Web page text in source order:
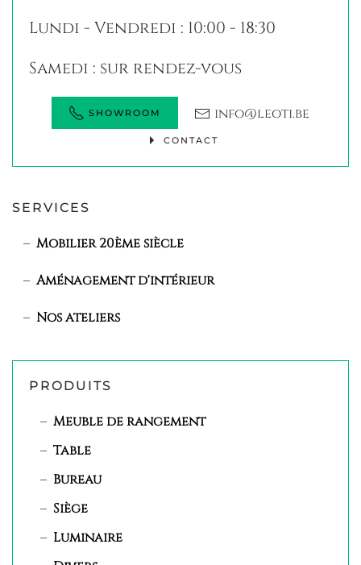
Lundi - Vendredi : 10:00 - 18:30
Samedi : sur rendez-vous
SHOWROOM info@leoti.be
CONTACT
SERVICES
Mobilier 20ème siècle
Aménagement d'intérieur
Nos ateliers
PRODUITS
Meuble de rangement
Table
Bureau
Siège
Luminaire